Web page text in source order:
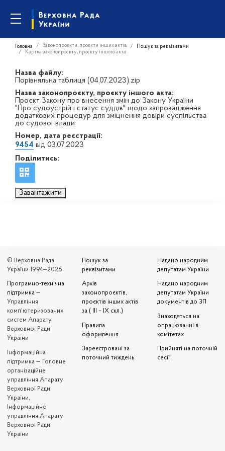
Головна Законопроєкти, проєкти інших актів
Пошук за реквізитами
Картка законопроєкту, проєкту іншого акта
Назва файлу:
Порівняльна таблиця (04.07.2023).zip
Назва законопроєкту, проєкту іншого акта:
Проєкт Закону про внесення змін до Закону України
"Про судоустрій і статус суддів" щодо запровадження
додаткових процедур для зміцнення довіри суспільства
до судової влади
Номер, дата реєстрації:
9454 від 03.07.2023
Поділитись:
Завантажити
© Верховна Рада
України 1994—2026
Програмно-технічна
підтримка —
Управління
комп'ютеризованих
систем Апарату
Верховної Ради
України
Iнформаційна
підтримка — Головне
організаційне
управління Апарату
Верховної Ради
України,
Інформаційне
управління Апарату
Верховної Ради
України
Пошук за
реквізитами
Архів
законопроєктів,
проєктів інших актів
за ( III – IX скл.)
Правила
оформлення
Зареєстровані за
поточний тиждень
Надано народним
депутатам України
Надано народним
депутатам України
документів до ЗП
Знаходяться на
опрацюванні в
комітетах
Прийняті на поточній
сесії